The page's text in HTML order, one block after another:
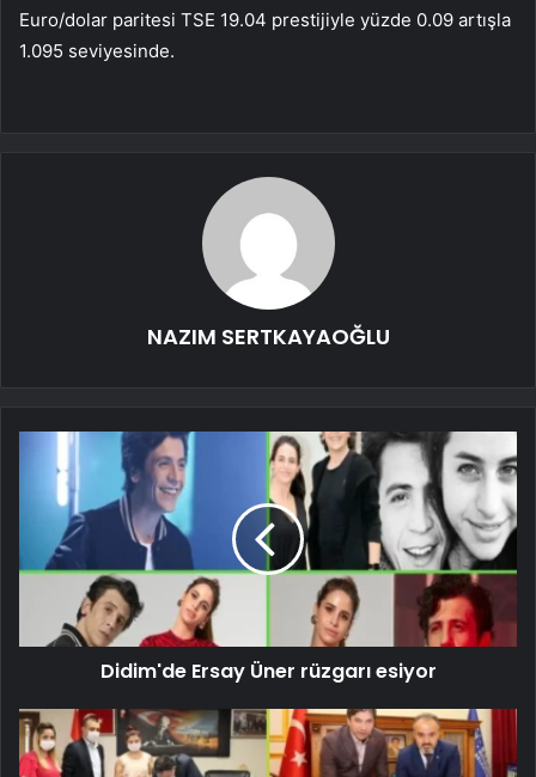
Euro/dolar paritesi TSE 19.04 prestijiyle yüzde 0.09 artışla
1.095 seviyesinde.
NAZIM SERTKAYAOĞLU
Didim'de Ersay Üner rüzgarı esiyor